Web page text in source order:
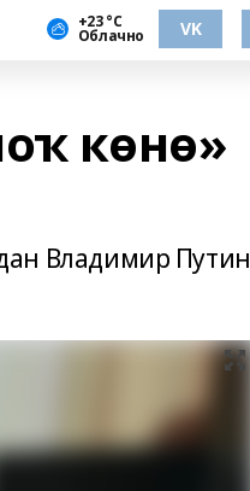
+23 °С
Облачно VK
көнө»
Владимир Путин